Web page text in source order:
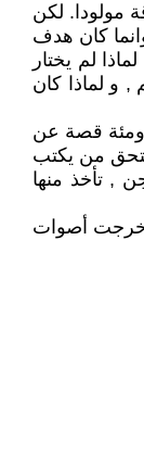
مولودا. لكن
كان هدف
لم يختار
, و لماذا كان
ومئة قصة عن
من يكتب
, تأخذ منها
. خرجت أصوات